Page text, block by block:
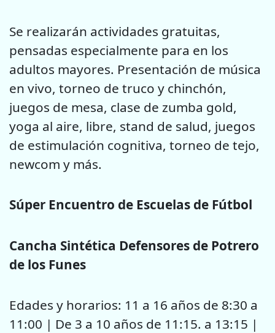
Se realizarán actividades gratuitas,
pensadas especialmente para en los
adultos mayores. Presentación de música
en vivo, torneo de truco y chinchón,
juegos de mesa, clase de zumba gold,
yoga al aire, libre, stand de salud, juegos
de estimulación cognitiva, torneo de tejo,
newcom y más.
Súper Encuentro de Escuelas de Fútbol
Cancha Sintética Defensores de Potrero
de los Funes
Edades y horarios: 11 a 16 años de 8:30 a
11:00 | De 3 a 10 años de 11:15. a 13:15 |